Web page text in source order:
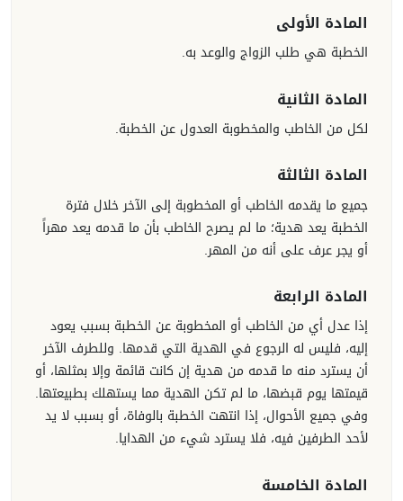
المادة الأولى
الخطبة هي طلب الزواج والوعد به.
المادة الثانية
لكل من الخاطب والمخطوبة العدول عن الخطبة.
المادة الثالثة
جميع ما يقدمه الخاطب أو المخطوبة إلى الآخر خلال فترة
الخطبة يعد هدية؛ ما لم يصرح الخاطب بأن ما قدمه يعد مهراً
أو يجر عرف على أنه من المهر.
المادة الرابعة
إذا عدل أي من الخاطب أو المخطوبة عن الخطبة بسبب يعود
إليه، فليس له الرجوع في الهدية التي قدمها. وللطرف الآخر
أن يسترد منه ما قدمه من هدية إن كانت قائمة وإلا بمثلها، أو
قيمتها يوم قبضها، ما لم تكن الهدية مما يستهلك بطبيعتها.
وفي جميع الأحوال، إذا انتهت الخطبة بالوفاة، أو بسبب لا يد
لأحد الطرفين فيه، فلا يسترد شيء من الهدايا.
المادة الخامسة